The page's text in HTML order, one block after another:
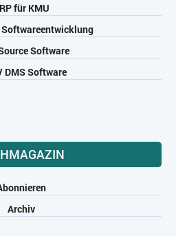
für KMU
Software
DMS Software
Archiv